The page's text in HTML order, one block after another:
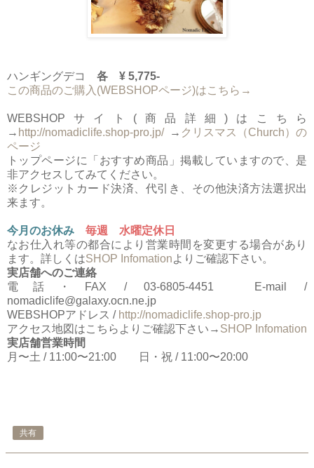
ハンギングデコ 各 ¥ 5,775-
この商品のご購入(WEBSHOPページ)はこちら→
WEBSHOPサイト(商品詳細)はこちら
→ http://nomadiclife.shop-pro.jp/→ クリスマス（Church）の
ページ
トップページに「おすすめ商品」掲載していますので、是
非アクセスしてみてください。
※クレジットカード決済、代引き、その他決済方法選択出
来ます。
今月のお休み
毎週 水曜定休日
なお仕入れ等の都合により営業時間を変更する場合があり
ます。詳しくはSHOP Infomationよりご確認下さい。
実店舗へのご連絡
電話・FAX / 03-6805-4451 E-mail /
nomadiclife@galaxy.ocn.ne.jp
WEBSHOPアドレス / http://nomadiclife.shop-pro.jp
アクセス地図はこちらよりご確認下さい→ SHOP Infomation
実店舗営業時間
月〜土 / 11:00〜21:00 日・祝 / 11:00〜20:00
共有